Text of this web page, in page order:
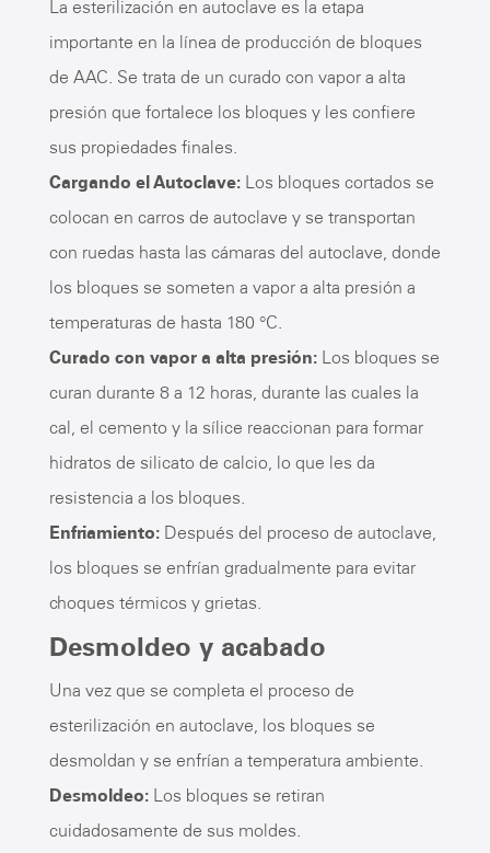
La esterilización en autoclave es la etapa
importante en la línea de producción de bloques
de AAC. Se trata de un curado con vapor a alta
presión que fortalece los bloques y les confiere
sus propiedades finales.
Cargando el Autoclave: Los bloques cortados se
colocan en carros de autoclave y se transportan
con ruedas hasta las cámaras del autoclave, donde
los bloques se someten a vapor a alta presión a
temperaturas de hasta 180 °C.
Curado con vapor a alta presión: Los bloques se
curan durante 8 a 12 horas, durante las cuales la
cal, el cemento y la sílice reaccionan para formar
hidratos de silicato de calcio, lo que les da
resistencia a los bloques.
Enfriamiento: Después del proceso de autoclave,
los bloques se enfrían gradualmente para evitar
choques térmicos y grietas.
Desmoldeo y acabado
Una vez que se completa el proceso de
esterilización en autoclave, los bloques se
desmoldan y se enfrían a temperatura ambiente.
Desmoldeo: Los bloques se retiran
cuidadosamente de sus moldes.